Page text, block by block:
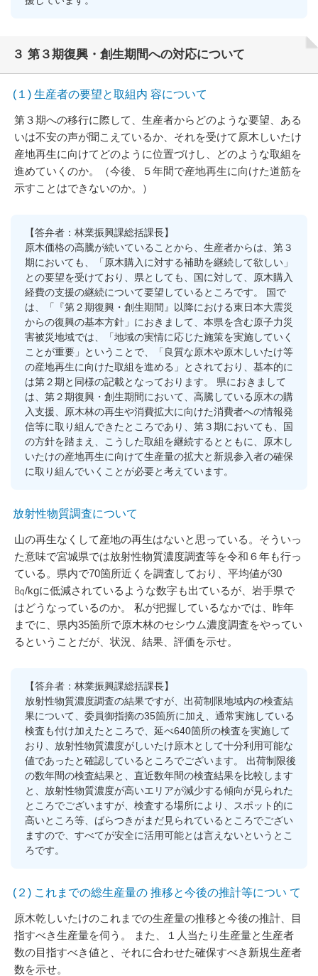
３ 第３期復興・創生期間への対応について
(１) 生産者の要望と取組内 容について
第３期への移行に際して、生産者からどのような要望、ある
いは不安の声が聞こえているか、それを受けて原木しいたけ
産地再生に向けてどのように位置づけし、どのような取組を
進めていくのか。（今後、５年間で産地再生に向けた道筋を
示すことはできないのか。）
【答弁者：林業振興課総括課長】
原木価格の高騰が続いていることから、生産者からは、第３
期においても、「原木購入に対する補助を継続して欲しい」
との要望を受けており、県としても、国に対して、原木購入
経費の支援の継続について要望しているところです。 国で
は、「『第２期復興・創生期間』以降における東日本大震災
からの復興の基本方針」におきまして、本県を含む原子力災
害被災地域では、「地域の実情に応じた施策を実施していく
ことが重要」ということで、「良質な原木や原木しいたけ等
の産地再生に向けた取組を進める」とされており、基本的に
は第２期と同様の記載となっております。 県におきまして
は、第２期復興・創生期間において、高騰している原木の購
入支援、原木林の再生や消費拡大に向けた消費者への情報発
信等に取り組んできたところであり、第３期においても、国
の方針を踏まえ、こうした取組を継続するとともに、原木し
いたけの産地再生に向けて生産量の拡大と新規参入者の確保
に取り組んでいくことが必要と考えています。
放射性物質調査について
山の再生なくして産地の再生はないと思っている。そういっ
た意味で宮城県では放射性物質濃度調査等を令和６年も行っ
ている。県内で70箇所近くを調査しており、平均値が30
㏃/kgに低減されているような数字も出ているが、岩手県で
はどうなっているのか。 私が把握しているなかでは、昨年
までに、県内35箇所で原木林のセシウム濃度調査をやってい
るということだが、状況、結果、評価を示せ。
【答弁者：林業振興課総括課長】
放射性物質濃度調査の結果ですが、出荷制限地域内の検査結
果について、委員御指摘の35箇所に加え、通常実施している
検査も付け加えたところで、延べ640箇所の検査を実施して
おり、放射性物質濃度がしいたけ原木として十分利用可能な
値であったと確認しているところでございます。 出荷制限後
の数年間の検査結果と、直近数年間の検査結果を比較します
と、放射性物質濃度が高いエリアが減少する傾向が見られた
ところでございますが、検査する場所により、スポット的に
高いところ等、ばらつきがまだ見られているところでござい
ますので、すべてが安全に活用可能とは言えないというとこ
ろです。
(２) これまでの総生産量の 推移と今後の推計等につい て
原木乾しいたけのこれまでの生産量の推移と今後の推計、目
指すべき生産量を伺う。 また、１人当たり生産量と生産者
数の目指すべき値と、それに合わせた確保すべき新規生産者
数を示せ。